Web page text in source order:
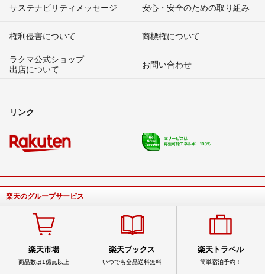
サステナビリティメッセージ 安心・安全のための取り組み
権利侵害について
商標権について
ラクマ公式ショップ
出店について
お問い合わせ
リンク
楽天のグループサービス
楽天市場
商品数は1億点以上
楽天ブックス
いつでも全品送料無料
楽天トラベル
簡単宿泊予約！